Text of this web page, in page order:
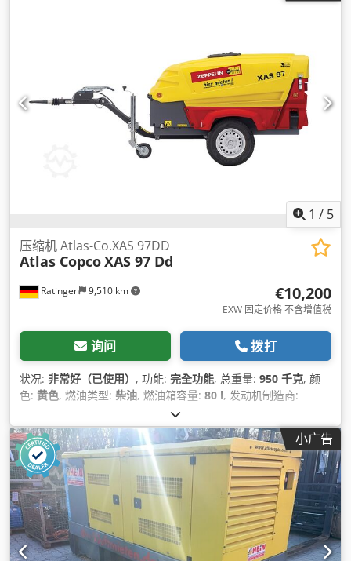
1 / 5
Ratingen 9,510 km
压缩机 Atlas-Co.XAS 97DD
Atlas CopcoXAS 97 Dd
€10,200
EXW 固定价格 不含增值税
询问 拨打
状况: 非常好（已使用） , 功能: 完全功能, 总重量: 950 千克, 颜
色: 黄色, 燃油类型: 柴油, 燃油箱容量: 80 l, 发动机制造商:
3,740 毫米
度:1,360 毫米, 功率:36 千瓦 (48.95 马力), 体积流量:318 立方
米/小时, 工作压力:7 横杆, 压力（最小）:4 横杆, 压力（最大）:
8.5 横杆, 噪音水平:98 分贝 (dB), 制造年份:2016, 运转小时:
1,190 h, 下次检验 (TÜV):04/2025 , 机器/车辆编号:APP418299
设备:UVV安全检查,
小广告